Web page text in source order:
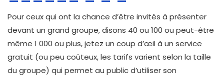
Pour ceux qui ont la chance d’être invités à présenter
devant un grand groupe, disons 40 ou 100 ou peut-être
même 1 000 ou plus, jetez un coup d’œil à un service
gratuit (ou peu coûteux, les tarifs varient selon la taille
du groupe) qui permet au public d’utiliser son